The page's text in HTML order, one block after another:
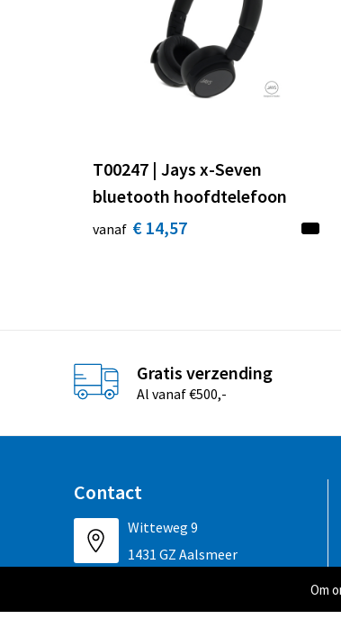
T00247 | Jays x-Seven
bluetooth hoofdtelefoon
vanaf € 14,57
Gratis verzending
Al vanaf €500,-
Contact
Witteweg 9
1431 GZ Aalsmeer
Om